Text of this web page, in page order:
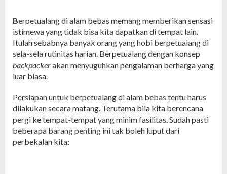
Berpetualang di alam bebas memang memberikan sensasi
istimewa yang tidak bisa kita dapatkan di tempat lain.
Itulah sebabnya banyak orang yang hobi berpetualang di
sela-sela rutinitas harian. Berpetualang dengan konsep
backpackerakan menyuguhkan pengalaman berharga yang
luar biasa.
Persiapan untuk berpetualang di alam bebas tentu harus
dilakukan secara matang. Terutama bila kita berencana
pergi ke tempat-tempat yang minim fasilitas. Sudah pasti
beberapa barang penting ini tak boleh luput dari
perbekalan kita: